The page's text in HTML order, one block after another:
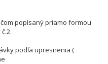
popísaný priamo formou
podľa upresnenia (